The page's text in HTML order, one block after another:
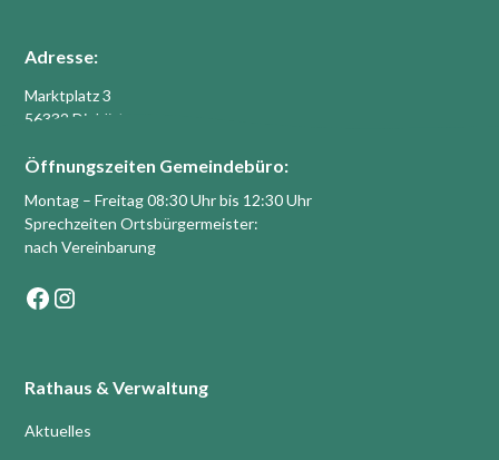
Adresse:
Marktplatz 3
56332 Dieblich
Öffnungszeiten Gemeindebüro:
Montag – Freitag 08:30 Uhr bis 12:30 Uhr
Sprechzeiten Ortsbürgermeister:
nach Vereinbarung
Rathaus & Verwaltung
Aktuelles